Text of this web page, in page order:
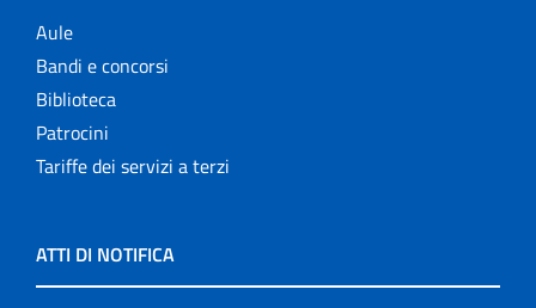
Aule
Bandi e concorsi
Biblioteca
Patrocini
Tariffe dei servizi a terzi
ATTI DI NOTIFICA